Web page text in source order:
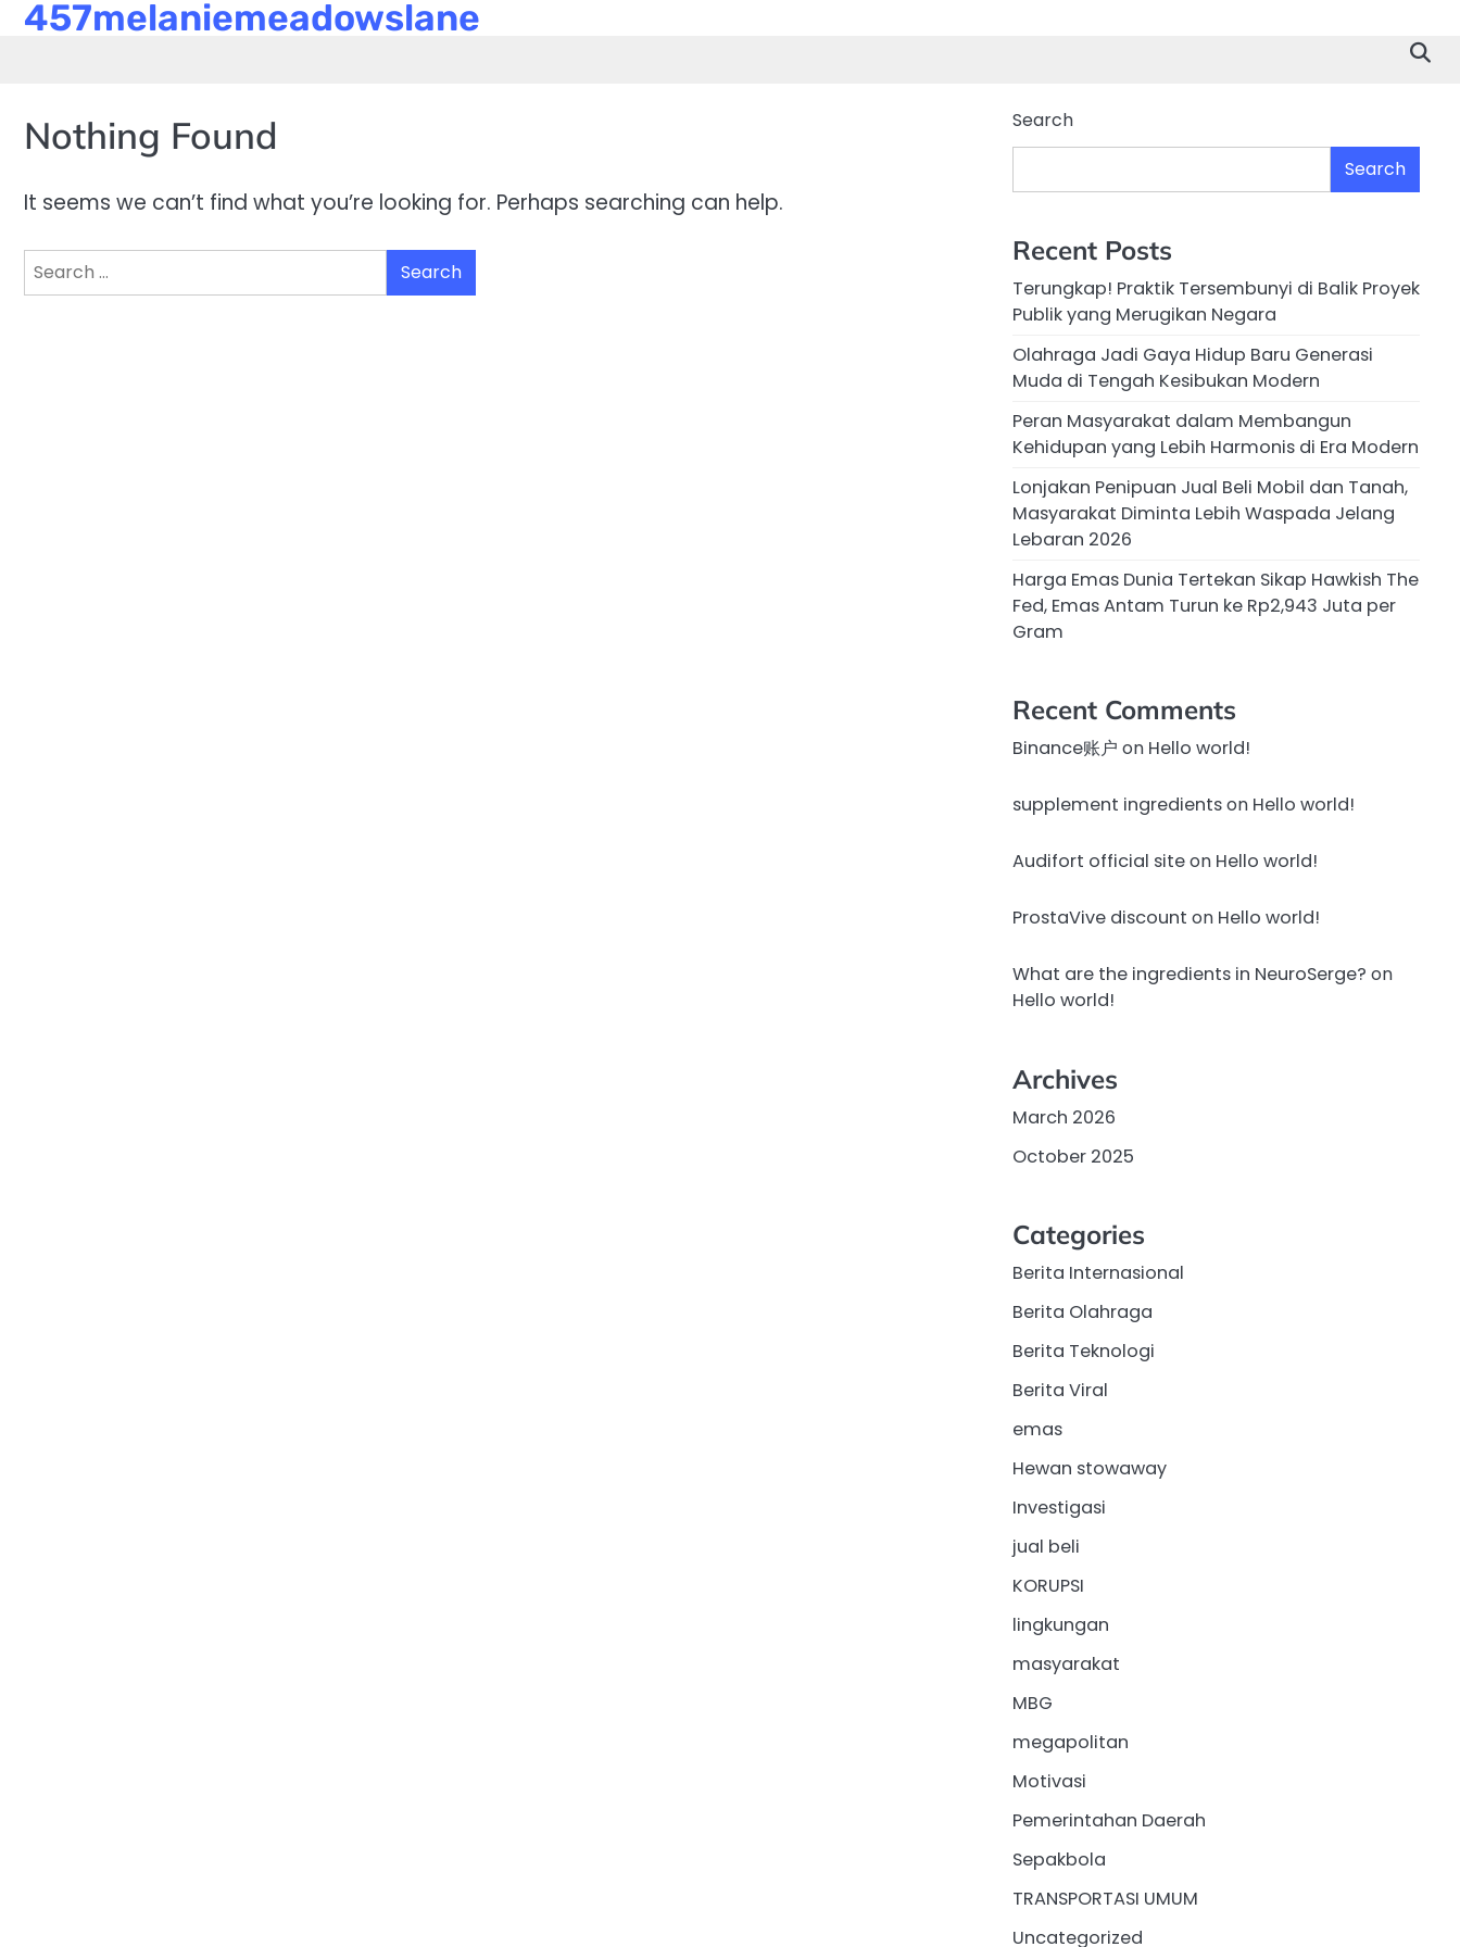
Skip457melaniemeadowslane
Nothing Found
It seems we can’t find what you’re looking for. Perhaps searching can help.
Search
for:
Search
Search
Recent Posts
Terungkap! Praktik Tersembunyi di Balik Proyek
Publik yang Merugikan Negara
Olahraga Jadi Gaya Hidup Baru Generasi
Muda di Tengah Kesibukan Modern
Peran Masyarakat dalam Membangun
Kehidupan yang Lebih Harmonis di Era Modern
Lonjakan Penipuan Jual Beli Mobil dan Tanah,
Masyarakat Diminta Lebih Waspada Jelang
Lebaran 2026
Harga Emas Dunia Tertekan Sikap Hawkish The
Fed, Emas Antam Turun ke Rp2,943 Juta per
Gram
Recent Comments
Binance账户 on Hello world!
supplement ingredientson Hello world!
Audifort official siteon Hello world!
ProstaVive discount on Hello world!
What are the ingredients in NeuroSerge? on
Hello world!
Archives
March 2026
October 2025
Categories
Berita Internasional
Berita Olahraga
Berita Teknologi
Berita Viral
emas
Hewan stowaway
Investigasi
jual beli
KORUPSI
lingkungan
masyarakat
MBG
megapolitan
Motivasi
Pemerintahan Daerah
Sepakbola
TRANSPORTASI UMUM
Uncategorized